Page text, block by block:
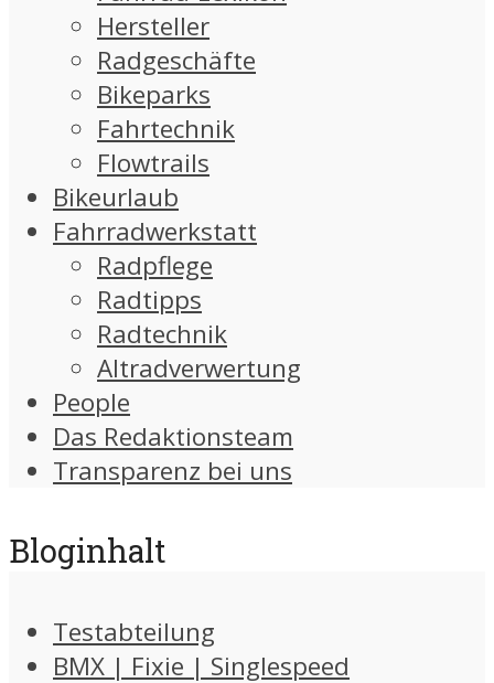
Hersteller
Radgeschäfte
Bikeparks
Fahrtechnik
Flowtrails
Bikeurlaub
Fahrradwerkstatt
Radpflege
Radtipps
Radtechnik
Altradverwertung
People
Das Redaktionsteam
Transparenz bei uns
Bloginhalt
Testabteilung
BMX | Fixie | Singlespeed